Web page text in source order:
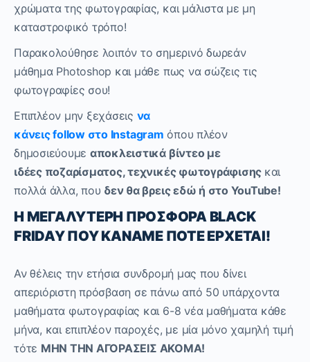
χρώματα της φωτογραφίας, και μάλιστα με μη
καταστροφικό τρόπο!
Παρακολούθησε λοιπόν το σημερινό δωρεάν
μάθημα Photoshop και μάθε πως να σώζεις τις
φωτογραφίες σου!
Επιπλέον μην ξεχάσεις να
κάνειςfollow στο Instagram όπου πλέον
δημοσιεύουμε αποκλειστικά βίντεο με
ιδέες ποζαρίσματος, τεχνικές φωτογράφισης και
πολλά άλλα, που δεν θα βρεις εδώ ή στο YouTube!
Η ΜΕΓΑΛΥΤΕΡΗ ΠΡΟΣΦΟΡΑ BLACK
FRIDAY ΠΟΥ ΚΑΝΑΜΕ ΠΟΤΕ ΕΡΧΕΤΑΙ!
Αν θέλεις την ετήσια συνδρομή μας που δίνει
απεριόριστη πρόσβαση σε πάνω από 50 υπάρχοντα
μαθήματα φωτογραφίας και 6-8 νέα μαθήματα κάθε
μήνα, και επιπλέον παροχές, με μία μόνο χαμηλή τιμή
τότε ΜΗΝ ΤΗΝ ΑΓΟΡΑΣΕΙΣ ΑΚΟΜΑ!